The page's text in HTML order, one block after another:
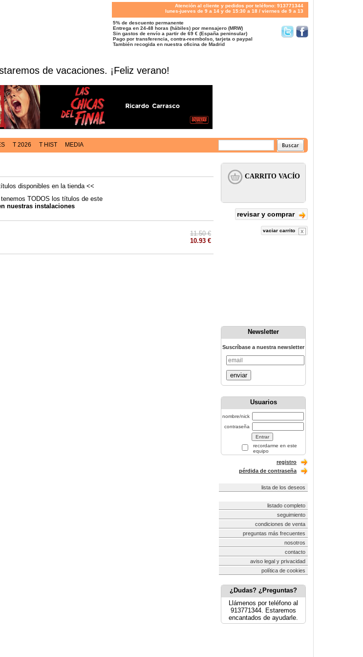
Atención al cliente y pedidos por teléfono: 913771344
lunes-jueves de 9 a 14 y de 15:30 a 18 / viernes de 9 a 13
5% de descuento permanente
Entrega en 24-48 horas (hábiles) por mensajero (MRW)
Sin gastos de envío a partir de 69 € (España peninsular)
Pago por transferencia, contra-reembolso, tarjeta o paypal
También recogida en nuestra oficina de Madrid
de vacaciones. ¡Feliz verano!
T 2026 T HIST MEDIA
disponibles en la tienda <<
TODOS los títulos de este
nuestras instalaciones
11.50 €
10.93 €
revisar y comprar
vaciar carrito
Newsletter
Suscríbase a nuestra newsletter
enviar
Usuarios
nombre/nick
contraseña
recordarme en este
equipo
registro
pérdida de contraseña
lista de los deseos
listado completo
seguimiento
condiciones de venta
preguntas más frecuentes
nosotros
contacto
aviso legal y privacidad
política de cookies
¿Dudas? ¿Preguntas?
Llámenos por teléfono al
913771344. Estaremos
encantados de ayudarle.